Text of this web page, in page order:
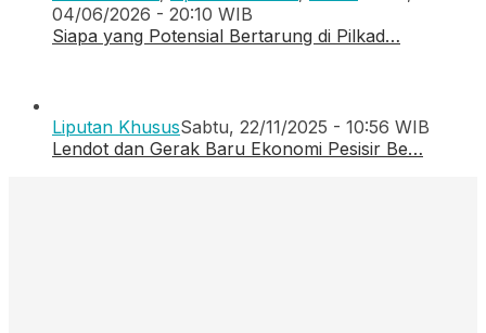
04/06/2026 - 20:10 WIB
Siapa yang Potensial Bertarung di Pilkad…
Liputan KhususSabtu, 22/11/2025 - 10:56 WIB
Lendot dan Gerak Baru Ekonomi Pesisir Be…